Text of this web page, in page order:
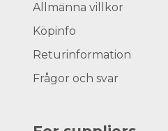
Allmänna villkor
Köpinfo
Returinformation
Frågor och svar